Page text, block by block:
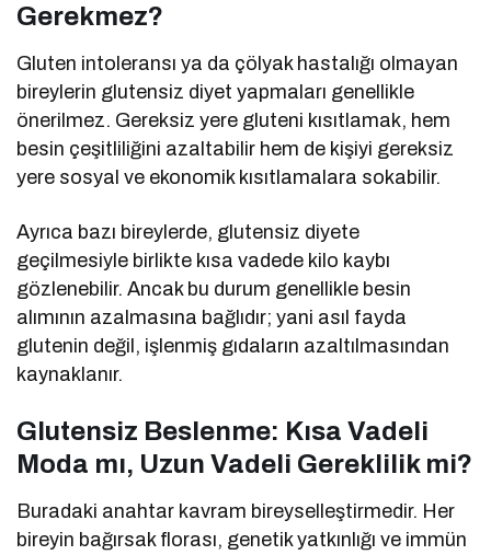
Gerekmez?
Gluten intoleransı ya da çölyak hastalığı olmayan
bireylerin glutensiz diyet yapmaları genellikle
önerilmez. Gereksiz yere gluteni kısıtlamak, hem
besin çeşitliliğini azaltabilir hem de kişiyi gereksiz
yere sosyal ve ekonomik kısıtlamalara sokabilir.
Ayrıca bazı bireylerde, glutensiz diyete
geçilmesiyle birlikte kısa vadede kilo kaybı
gözlenebilir. Ancak bu durum genellikle besin
alımının azalmasına bağlıdır; yani asıl fayda
glutenin değil, işlenmiş gıdaların azaltılmasından
kaynaklanır.
Glutensiz Beslenme: Kısa Vadeli
Moda mı, Uzun Vadeli Gereklilik mi?
Buradaki anahtar kavram bireyselleştirmedir. Her
bireyin bağırsak florası, genetik yatkınlığı ve immün